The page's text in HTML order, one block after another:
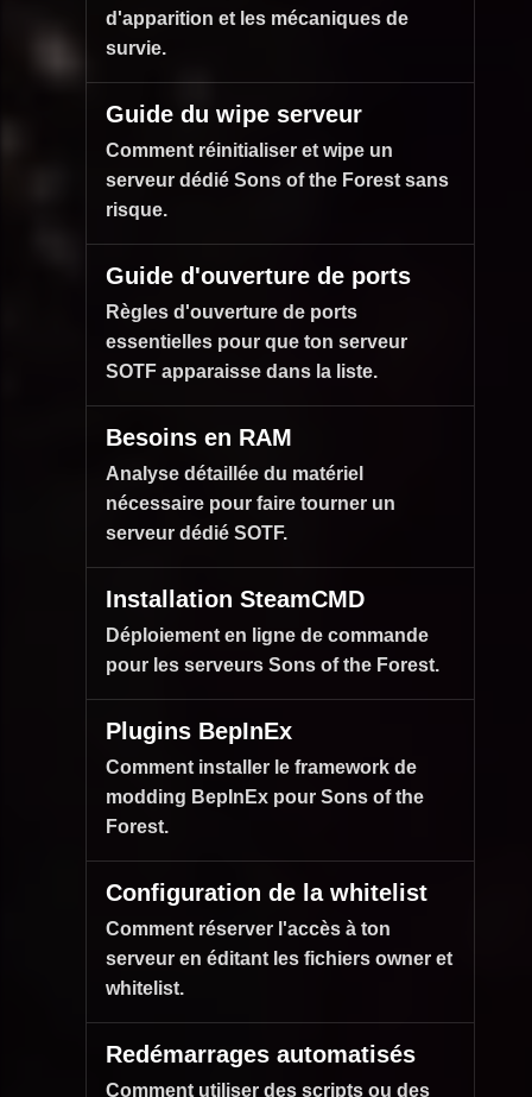
d'apparition et les mécaniques de
survie.
Guide du wipe serveur
Comment réinitialiser et wipe un
serveur dédié Sons of the Forest sans
risque.
Guide d'ouverture de ports
Règles d'ouverture de ports
essentielles pour que ton serveur
SOTF apparaisse dans la liste.
Besoins en RAM
Analyse détaillée du matériel
nécessaire pour faire tourner un
serveur dédié SOTF.
Installation SteamCMD
Déploiement en ligne de commande
pour les serveurs Sons of the Forest.
Plugins BepInEx
Comment installer le framework de
modding BepInEx pour Sons of the
Forest.
Configuration de la whitelist
Comment réserver l'accès à ton
serveur en éditant les fichiers owner et
whitelist.
Redémarrages automatisés
Comment utiliser des scripts ou des